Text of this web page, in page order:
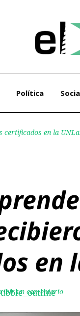
Política
certificados en la
en
un comentario